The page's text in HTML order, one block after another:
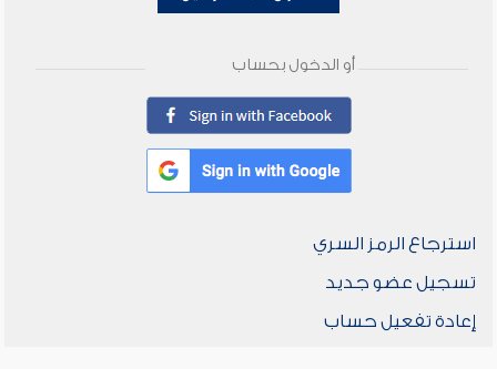
أو الدخول بحساب
استرجاع الرمز السري
تسجيل عضو جديد
إعادة تفعيل حساب